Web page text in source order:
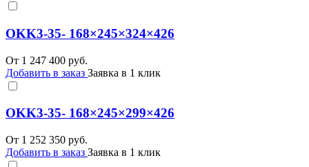
OKK3-35- 168×245×324×426
От 1 247 400 руб.
Добавить в заказ Заявка в 1 клик
OKK3-35- 168×245×299×426
От 1 252 350 руб.
Добавить в заказ Заявка в 1 клик